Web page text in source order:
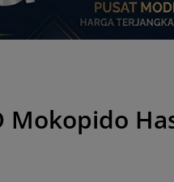
Mokopido